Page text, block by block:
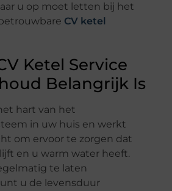
u op moet letten bij het
CV ketel
Ketel Service
Belangrijk Is
hart van het
in uw huis en werkt
om ervoor te zorgen dat
en u warm water heeft.
te laten
u de levensduur